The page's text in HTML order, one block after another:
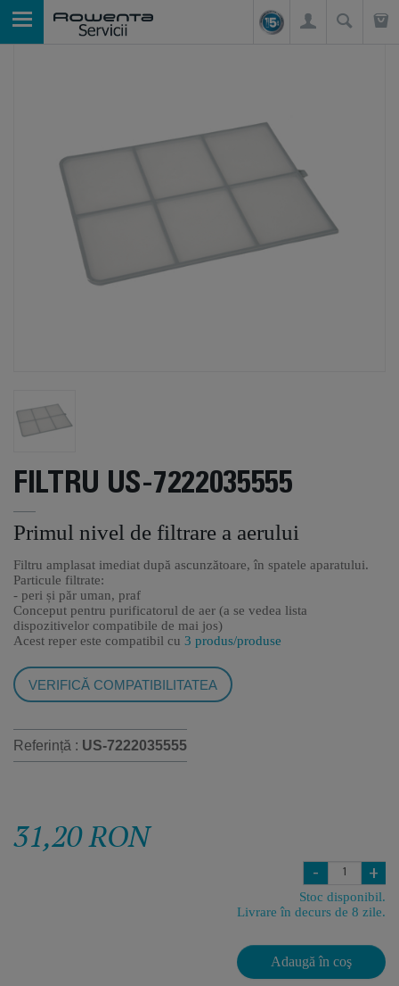
FILTRU US-7222035555
Primul nivel de filtrare a aerului
Filtru amplasat imediat după ascunzătoare, în spatele aparatului.
Particule filtrate:
- peri și păr uman, praf
Conceput pentru purificatorul de aer (a se vedea lista
dispozitivelor compatibile de mai jos)
Acest reper este compatibil cu 3 produs/produse
VERIFICĂ COMPATIBILITATEA
Referință : US-7222035555
31,20 RON
- +
Stoc disponibil.
Livrare în decurs de 8 zile.
Adaugă în coş